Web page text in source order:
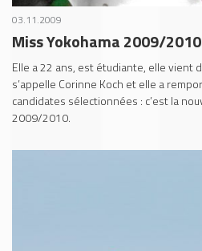
03.11.2009
Miss Yokohama 2009/2010
Elle a 22 ans, est étudiante, elle vient
s’appelle Corinne Koch et elle a
candidates sélectionnées : c’est la
2009/2010.